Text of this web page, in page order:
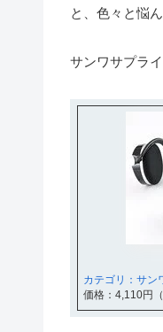
と、色々と悩
サンワサプラ
カテゴリ：サン
価格：4,110円